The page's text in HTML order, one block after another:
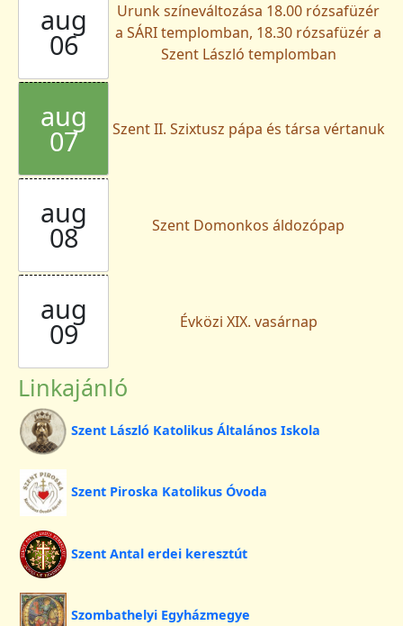
aug
06
Urunk színeváltozása 18.00 rózsafüzér
a SÁRI templomban, 18.30 rózsafüzér a
Szent László templomban
aug
07 Szent II. Szixtusz pápa és társa vértanuk
aug
08 Szent Domonkos áldozópap
aug
09 Évközi XIX. vasárnap
Linkajánló
Szent László Katolikus Általános Iskola
Szent Piroska Katolikus Óvoda
Szent Antal erdei keresztút
Szombathelyi Egyházmegye